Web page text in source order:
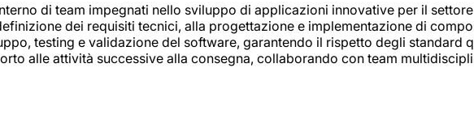
di team impegnati nello sviluppo di applicazioni innovative per il
dei requisiti tecnici, alla progettazione e implementazione di
testing e validazione del software, garantendo il rispetto degli standard
alle attività successive alla consegna, collaborando con team